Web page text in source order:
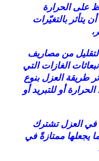
على الحرارة
بالتغيّرات
من مصاريف
الغازات التي
طريقة العزل بنوع
أو للتبريد أو
في العزل تشترك
يجعلها ممتازةً في